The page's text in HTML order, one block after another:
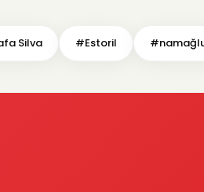
Silva #Estoril